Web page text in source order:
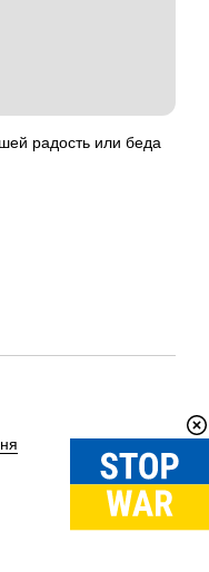
радость или беда
Вгору↑